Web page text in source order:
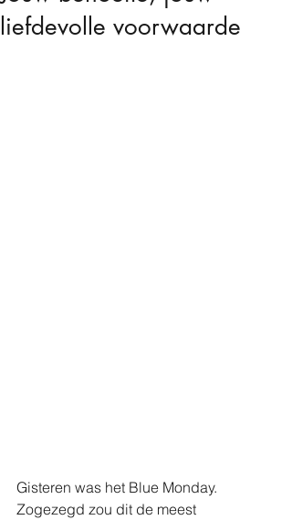
liefdevolle voorwaarde
Gisteren was het Blue Monday.
Zogezegd zou dit de meest